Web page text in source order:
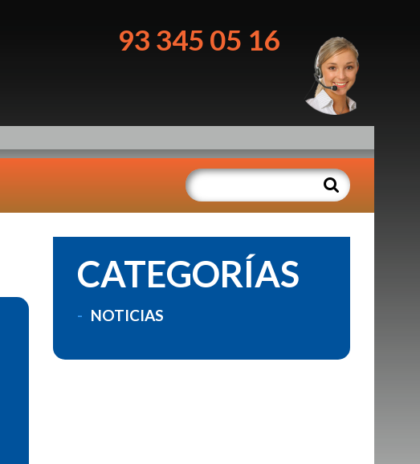
93 345 05 16
CATEGORÍAS
NOTICIAS